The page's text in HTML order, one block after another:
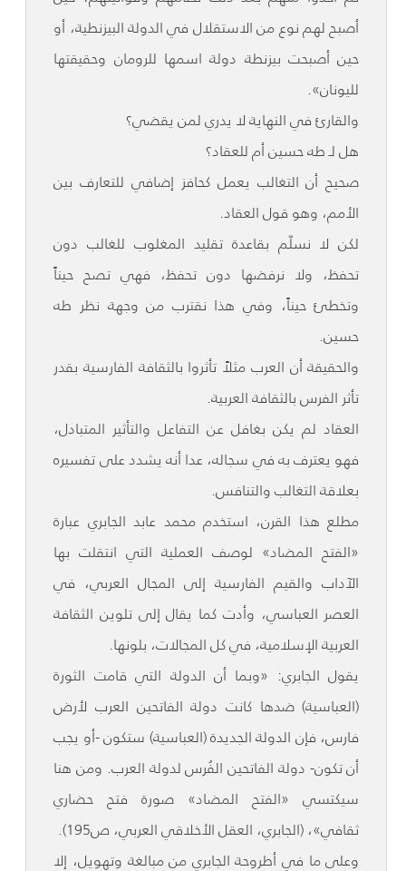
أصبح لهم نوع من الاستقلال في الدولة البيزنطية، أو
حين أصبحت بيزنطة دولة اسمها للرومان وحقيقتها
لليونان».
والقارئ في النهاية لا يدري لمن يقضي؟
هل لـ طه حسين أم للعقاد؟
صحيح أن التغالب يعمل كحافز إضافي للتعارف بين
الأمم، وهو قول العقاد.
لكن لا نسلّم بقاعدة تقليد المغلوب للغالب دون
تحفظ، ولا نرفضها دون تحفظ، فهي تصح حيناً
وتخطئ حيناً، وفي هذا نقترب من وجهة نظر طه
حسين.
والحقيقة أن العرب مثلاً تأثروا بالثقافة الفارسية بقدر
تأثر الفرس بالثقافة العربية.
العقاد لم يكن بغافل عن التفاعل والتأثير المتبادل،
فهو يعترف به في سجاله، عدا أنه يشدد على تفسيره
بعلاقة التغالب والتنافس.
مطلع هذا القرن، استخدم محمد عابد الجابري عبارة
«الفتح المضاد» لوصف العملية التي انتقلت بها
الآداب والقيم الفارسية إلى المجال العربي، في
العصر العباسي، وأدت كما يقال إلى تلوين الثقافة
العربية الإسلامية، في كل المجالات، بلونها.
يقول الجابري: «وبما أن الدولة التي قامت الثورة
(العباسية) ضدها كانت دولة الفاتحين العرب لأرض
فارس، فإن الدولة الجديدة (العباسية) ستكون -أو يجب
أن تكون- دولة الفاتحين الفُرس لدولة العرب. ومن هنا
سيكتسي «الفتح المضاد» صورة فتح حضاري
ثقافي»، (الجابري، العقل الأخلاقي العربي، ص195).
وعلى ما في أطروحة الجابري من مبالغة وتهويل، إلا